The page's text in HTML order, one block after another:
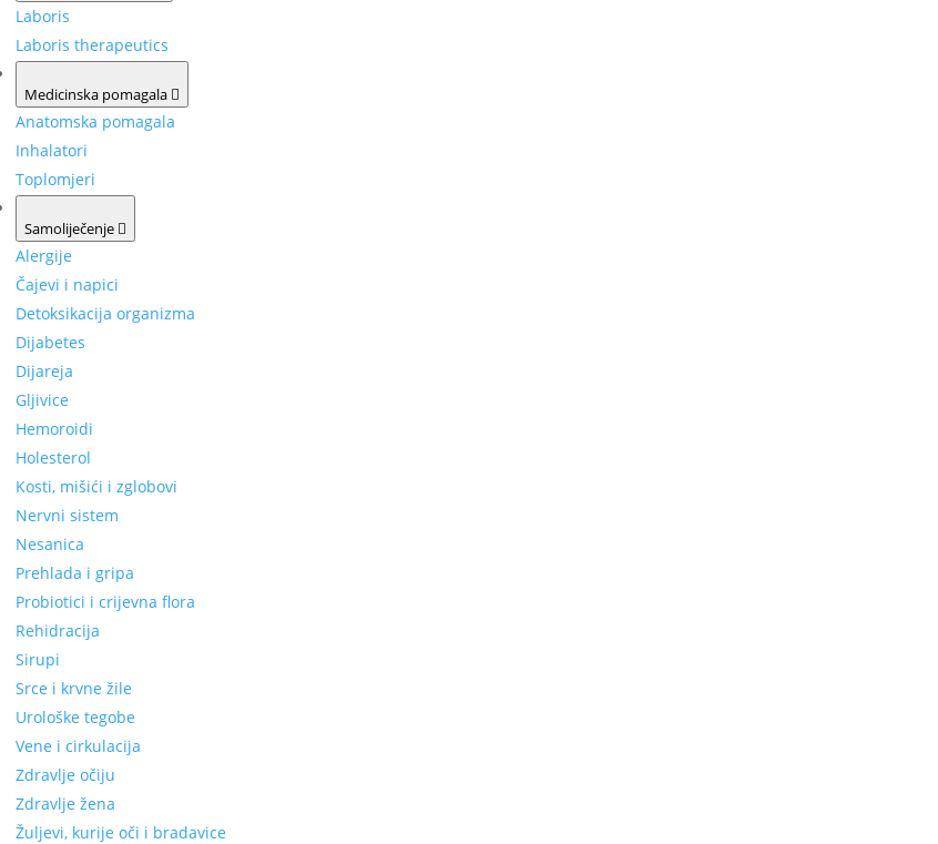
Laboris
Laboris therapeutics
Medicinska pomagala
Anatomska pomagala
Inhalatori
Toplomjeri
Samoliječenje
Alergije
Čajevi i napici
Detoksikacija organizma
Dijabetes
Dijareja
Gljivice
Hemoroidi
Holesterol
Kosti, mišići i zglobovi
Nervni sistem
Nesanica
Prehlada i gripa
Probiotici i crijevna flora
Rehidracija
Sirupi
Srce i krvne žile
Urološke tegobe
Vene i cirkulacija
Zdravlje očiju
Zdravlje žena
Žuljevi, kurije oči i bradavice